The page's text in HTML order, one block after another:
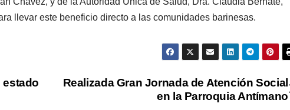
llevar este beneficio directo a las comunidades barinesas.
Realizada Gran Jornada de Atención Social
en la Parroquia Antímano
estado